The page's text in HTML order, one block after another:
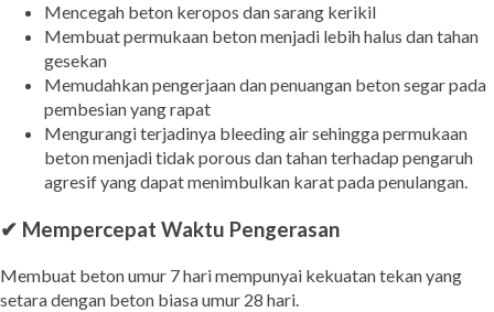
Mencegah beton keropos dan sarang kerikil
Membuat permukaan beton menjadi lebih halus dan tahan
gesekan
Memudahkan pengerjaan dan penuangan beton segar pada
pembesian yang rapat
Mengurangi terjadinya bleeding air sehingga permukaan
beton menjadi tidak porous dan tahan terhadap pengaruh
agresif yang dapat menimbulkan karat pada penulangan.
✔ Mempercepat Waktu Pengerasan
Membuat beton umur 7 hari mempunyai kekuatan tekan yang
setara dengan beton biasa umur 28 hari.